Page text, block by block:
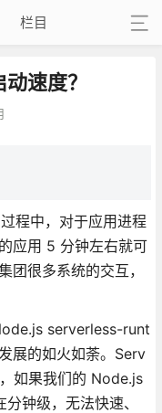
栏目
速度？
程中，对于应用进程
应用 5 分钟左右就可
团很多系统的交互，
serverless-runt
展的如火如荼。Serv
如果我们的 Node.js
钟级，无法快速、